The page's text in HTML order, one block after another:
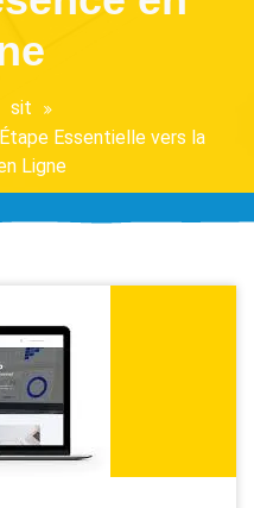
sit
Essentielle vers la
Ligne